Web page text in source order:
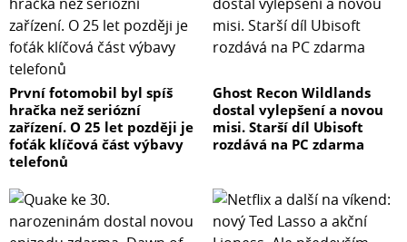
První fotomobil byl spíš
hračka než seriózní
zařízení. O 25 let později je
foťák klíčová část výbavy
telefonů
Ghost Recon Wildlands
dostal vylepšení a novou
misi. Starší díl Ubisoft
rozdává na PC zdarma